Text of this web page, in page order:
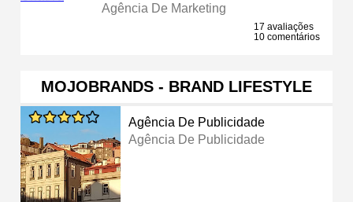
Agência De Marketing
17 avaliações
10 comentários
MOJOBRANDS - BRAND LIFESTYLE
Agência De Publicidade
Agência De Publicidade